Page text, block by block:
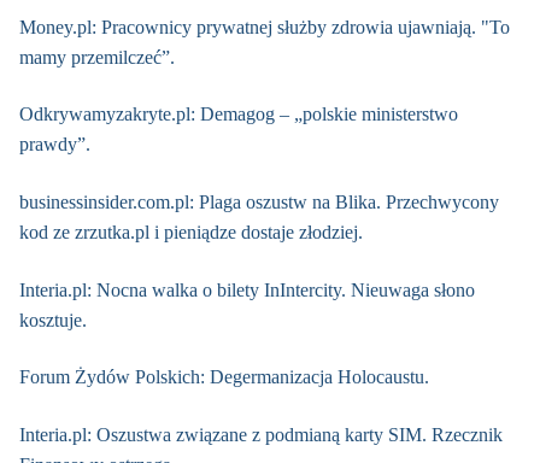
Money.pl: Pracownicy prywatnej służby zdrowia ujawniają. "To
mamy przemilczeć”.
Odkrywamyzakryte.pl: Demagog – „polskie ministerstwo
prawdy”.
businessinsider.com.pl: Plaga oszustw na Blika. Przechwycony
kod ze zrzutka.pl i pieniądze dostaje złodziej.
Interia.pl: Nocna walka o bilety InIntercity. Nieuwaga słono
kosztuje.
Forum Żydów Polskich: Degermanizacja Holocaustu.
Interia.pl: Oszustwa związane z podmianą karty SIM. Rzecznik